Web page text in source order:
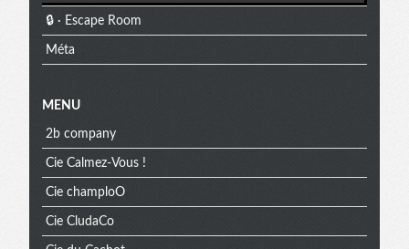
🔒 · Escape Room
Méta
MENU
2b company
Cie Calmez-Vous !
Cie champloO
Cie CludaCo